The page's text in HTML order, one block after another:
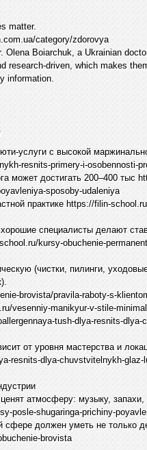
matter.
category/zdorovya
Olena Boiarchuk, a Ukrainian
research-driven, which makes
information.
услуги с высокой
resnits-primery-i-osobennosti-
может достигать 200–400 тыс
sposoby-udaleniya
практике https://filin-
специалисты делают
kursy-obuchenie-
(чистки, пилинги,
brovista/pravila-raboty-s-
vesenniy-manikyur-v-stile-
tush-dlya-resnits-
от уровня мастерства и
resnits-dlya-chuvstvitelnykh-glaz-
атмосферу: музыку,
posle-shugaringa-prichiny-
сфере должен уметь не только
brovista